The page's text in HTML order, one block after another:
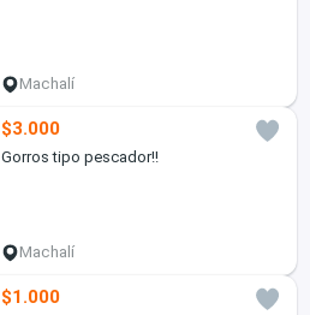
Machalí
$3.000
Gorros tipo pescador!!
Machalí
$1.000